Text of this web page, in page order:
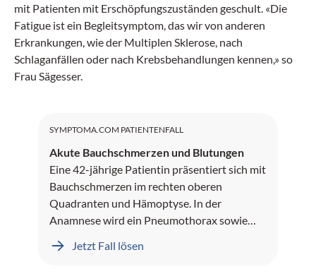
mit Patienten mit Erschöpfungszuständen geschult. «Die
Fatigue ist ein Begleitsymptom, das wir von anderen
Erkrankungen, wie der Multiplen Sklerose, nach
Schlaganfällen oder nach Krebsbehandlungen kennen,» so
Frau Sägesser.
SYMPTOMA.COM PATIENTENFALL
Akute Bauchschmerzen und Blutungen
Eine 42-jährige Patientin präsentiert sich mit
Bauchschmerzen im rechten oberen
Quadranten und Hämoptyse. In der
Anamnese wird ein Pneumothorax sowie
Jetzt Fall lösen